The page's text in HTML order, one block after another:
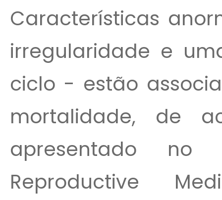
Características
irregularidade e
ciclo - estão
mortalidade, de
apresentado no
Reproductive